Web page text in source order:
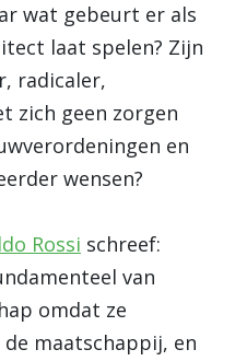
wat gebeurt er als
laat spelen? Zijn
radicaler,
zich geen zorgen
en
wensen?
Rossi schreef:
van
omdat ze
maatschappij, en